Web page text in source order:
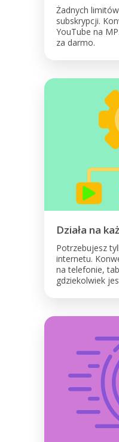
Żadnych
subskrypcji.
YouTube na
za darmo.
Działa na
Potrzebujesz
internetu.
na telefonie,
gdziekolwiek